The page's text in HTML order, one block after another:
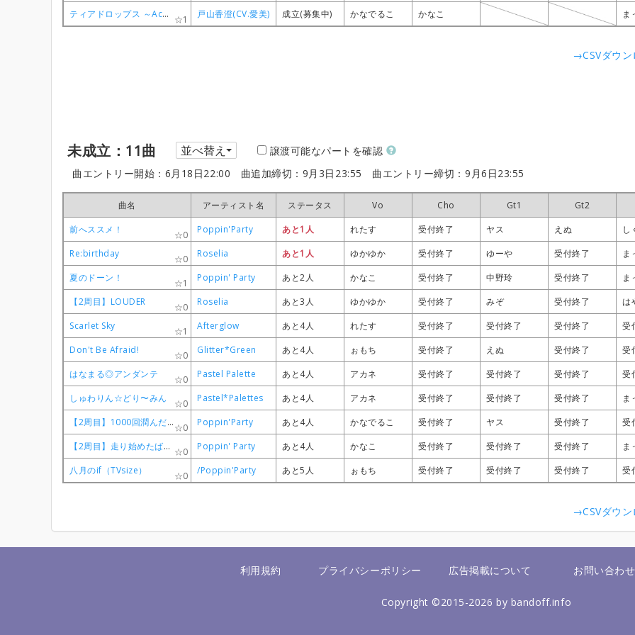
ティアドロップス ～Acoustic Ver.～
1 戸山香澄(CV.愛美) 成立(募集中) かなでるこ かなこ ま
ティアドロップス ～Acoustic Ver.～
1 戸山香澄(CV.愛美) 成立(募集中) かなでるこ かなこ ま
ティアドロップス ～Acoustic Ver.～
1 戸山香澄(CV.愛美) 成立(募集中) かなでるこ かなこ ま
ティアドロップス ～Acoustic Ver.～
1 戸山香澄(CV.愛美) 成立(募集中) かなでるこ かなこ ま
→CSVダウン
未成立：11曲 並べ替え
譲渡可能なパートを確認
曲エントリー開始：6月18日22:00 曲追加締切：9月3日23:55 曲エントリー締切：9月6日23:55
曲名 アーティスト名 ステータス Vo Cho Gt1 Gt2
前へススメ！
0 Poppin'Party あと1人 れたす 受付終了 ヤス えぬ し
Re:birthday
0 Roselia あと1人 ゆかゆか 受付終了 ゆーや 受付終了 ま
夏のドーン！
1 Poppin' Party あと2人 かなこ 受付終了 中野玲 受付終了 ま
【2周目】LOUDER
0 Roselia あと3人 ゆかゆか 受付終了 みぞ 受付終了 は
Scarlet Sky
1 Afterglow あと4人 れたす 受付終了 受付終了 受付終了 受
Don't Be Afraid!
0 Glitter*Green あと4人 ぉもち 受付終了 えぬ 受付終了 受
はなまる◎アンダンテ
0 Pastel Palette あと4人 アカネ 受付終了 受付終了 受付終了 受
しゅわりん☆どり〜みん
0 Pastel*Palettes あと4人 アカネ 受付終了 受付終了 受付終了 ま
【2周目】1000回潤んだ空
0 Poppin'Party あと4人 かなでるこ 受付終了 ヤス 受付終了 受
【2周目】走り始めたばかりのキミに
0 Poppin' Party あと4人 かなこ 受付終了 受付終了 受付終了 ま
八月のif（TVsize）
0 /Poppin'Party あと5人 ぉもち 受付終了 受付終了 受付終了 受
曲名 アーティスト名 ステータス Vo Cho Gt1 Gt2
前へススメ！
0 Poppin'Party あと1人 れたす 受付終了 ヤス えぬ し
Re:birthday
0 Roselia あと1人 ゆかゆか 受付終了 ゆーや 受付終了 ま
夏のドーン！
1 Poppin' Party あと2人 かなこ 受付終了 中野玲 受付終了 ま
【2周目】LOUDER
0 Roselia あと3人 ゆかゆか 受付終了 みぞ 受付終了 は
Scarlet Sky
1 Afterglow あと4人 れたす 受付終了 受付終了 受付終了 受
Don't Be Afraid!
0 Glitter*Green あと4人 ぉもち 受付終了 えぬ 受付終了 受
はなまる◎アンダンテ
0 Pastel Palette あと4人 アカネ 受付終了 受付終了 受付終了 受
しゅわりん☆どり〜みん
0 Pastel*Palettes あと4人 アカネ 受付終了 受付終了 受付終了 ま
【2周目】1000回潤んだ空
0 Poppin'Party あと4人 かなでるこ 受付終了 ヤス 受付終了 受
【2周目】走り始めたばかりのキミに
0 Poppin' Party あと4人 かなこ 受付終了 受付終了 受付終了 ま
八月のif（TVsize）
0 /Poppin'Party あと5人 ぉもち 受付終了 受付終了 受付終了 受
曲名 アーティスト名 ステータス Vo Cho Gt1 Gt2
前へススメ！
0 Poppin'Party あと1人 れたす 受付終了 ヤス えぬ し
Re:birthday
0 Roselia あと1人 ゆかゆか 受付終了 ゆーや 受付終了 ま
夏のドーン！
1 Poppin' Party あと2人 かなこ 受付終了 中野玲 受付終了 ま
【2周目】LOUDER
0 Roselia あと3人 ゆかゆか 受付終了 みぞ 受付終了 は
Scarlet Sky
1 Afterglow あと4人 れたす 受付終了 受付終了 受付終了 受
Don't Be Afraid!
0 Glitter*Green あと4人 ぉもち 受付終了 えぬ 受付終了 受
はなまる◎アンダンテ
0 Pastel Palette あと4人 アカネ 受付終了 受付終了 受付終了 受
しゅわりん☆どり〜みん
0 Pastel*Palettes あと4人 アカネ 受付終了 受付終了 受付終了 ま
【2周目】1000回潤んだ空
0 Poppin'Party あと4人 かなでるこ 受付終了 ヤス 受付終了 受
【2周目】走り始めたばかりのキミに
0 Poppin' Party あと4人 かなこ 受付終了 受付終了 受付終了 ま
八月のif（TVsize）
0 /Poppin'Party あと5人 ぉもち 受付終了 受付終了 受付終了 受
曲名 アーティスト名 ステータス Vo Cho Gt1 Gt2
前へススメ！
0 Poppin'Party あと1人 れたす 受付終了 ヤス えぬ し
Re:birthday
0 Roselia あと1人 ゆかゆか 受付終了 ゆーや 受付終了 ま
夏のドーン！
1 Poppin' Party あと2人 かなこ 受付終了 中野玲 受付終了 ま
【2周目】LOUDER
0 Roselia あと3人 ゆかゆか 受付終了 みぞ 受付終了 は
Scarlet Sky
1 Afterglow あと4人 れたす 受付終了 受付終了 受付終了 受
Don't Be Afraid!
0 Glitter*Green あと4人 ぉもち 受付終了 えぬ 受付終了 受
はなまる◎アンダンテ
0 Pastel Palette あと4人 アカネ 受付終了 受付終了 受付終了 受
しゅわりん☆どり〜みん
0 Pastel*Palettes あと4人 アカネ 受付終了 受付終了 受付終了 ま
【2周目】1000回潤んだ空
0 Poppin'Party あと4人 かなでるこ 受付終了 ヤス 受付終了 受
【2周目】走り始めたばかりのキミに
0 Poppin' Party あと4人 かなこ 受付終了 受付終了 受付終了 ま
八月のif（TVsize）
0 /Poppin'Party あと5人 ぉもち 受付終了 受付終了 受付終了 受
→CSVダウン
利用規約 プライバシーポリシー 広告掲載について お問い合わせ
Copyright ©2015-2026 by bandoff.info